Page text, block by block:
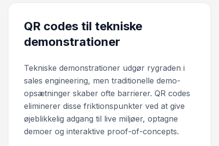
QR codes til tekniske
demonstrationer
Tekniske demonstrationer udgør rygraden i
sales engineering, men traditionelle demo-
opsætninger skaber ofte barrierer. QR codes
eliminerer disse friktionspunkter ved at give
øjeblikkelig adgang til live miljøer, optagne
demoer og interaktive proof-of-concepts.